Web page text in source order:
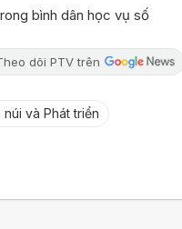
bình dân học vụ số
dõi PTV trên
và Phát triển